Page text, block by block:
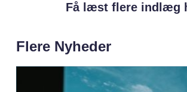
Få læst flere indlæg
Flere Nyheder